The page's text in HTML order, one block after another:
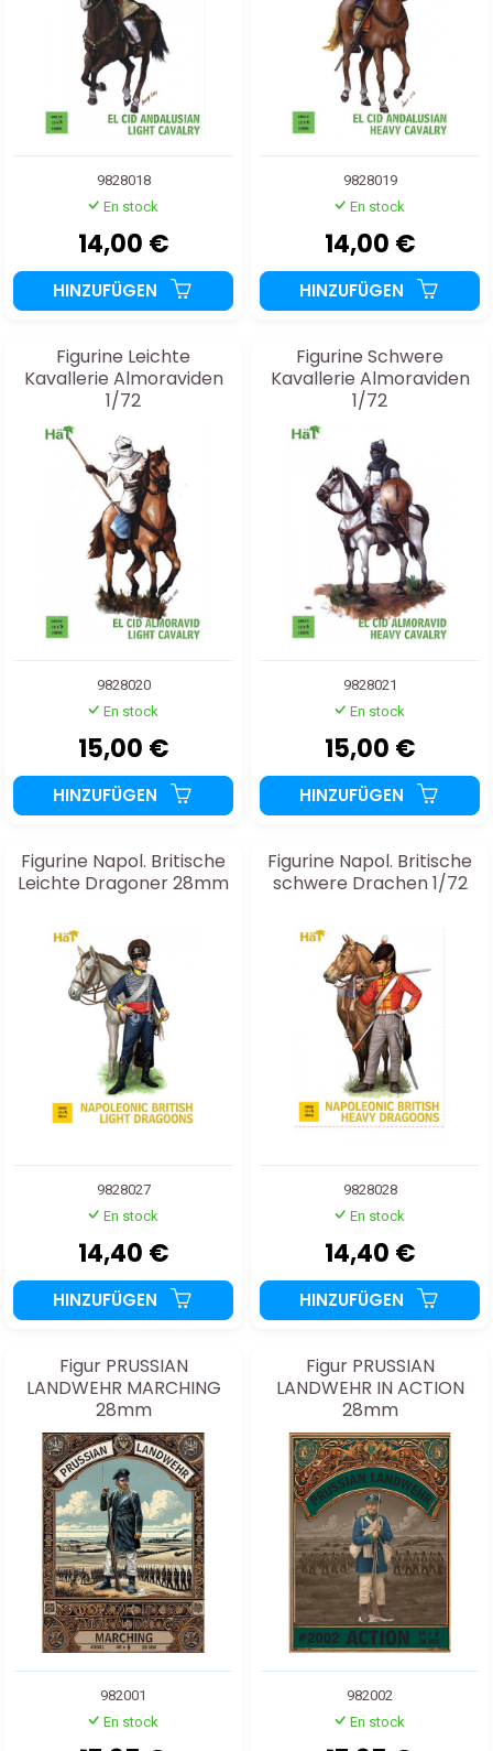
9828018
En stock
14,00 €
HINZUFÜGEN
9828019
En stock
14,00 €
HINZUFÜGEN
Figurine Leichte
Kavallerie Almoraviden
1/72
9828020
En stock
15,00 €
HINZUFÜGEN
Figurine Schwere
Kavallerie Almoraviden
1/72
9828021
En stock
15,00 €
HINZUFÜGEN
Figurine Napol. Britische
Leichte Dragoner 28mm
9828027
En stock
14,40 €
HINZUFÜGEN
Figurine Napol. Britische
schwere Drachen 1/72
9828028
En stock
14,40 €
HINZUFÜGEN
Figur PRUSSIAN
LANDWEHR MARCHING
28mm
982001
En stock
Figur PRUSSIAN
LANDWEHR IN ACTION
28mm
982002
En stock